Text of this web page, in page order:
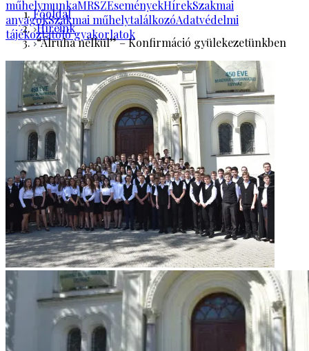
műhelymunkaMRSZEseményekHírekSzakmai
anyagokSzakmai műhelytalálkozóAdatvédelmi
tájékoztatóJó gyakorlatok
Főoldal
Híreink
“Álruha nélkül” – Konfirmáció gyülekezetünkben